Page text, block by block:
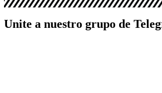
Unite a nuestro grupo de